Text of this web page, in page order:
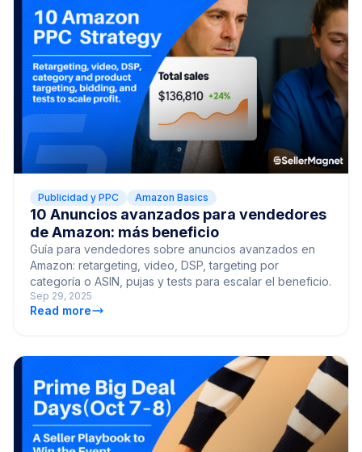
Publicidad y PPC Amazon Basics
10 Anuncios avanzados para vendedores
de Amazon: más beneficio
Guía para vendedores sobre anuncios avanzados en
Amazon: retargeting, video, DSP, targeting por
categoría o ASIN, pujas y tests para escalar el beneficio.
Sep 29, 2025
Read more